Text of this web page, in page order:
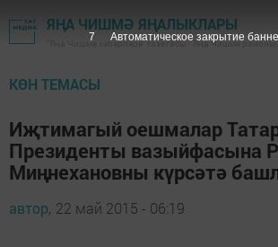
ЯҢА ЧИШМӘ ЯҢАЛЫКЛАРЫ
"Яңа Чишмә хәбәрләре" газетасы - Яңа Чишмә районы
КӨН ТЕМАСЫ
Иҗтимагый оешмалар
Президенты вазыйфасына
Миңнехановны күрсәтә
автор, 22 май 2015 - 06:19
6 Автоматическое закрытие